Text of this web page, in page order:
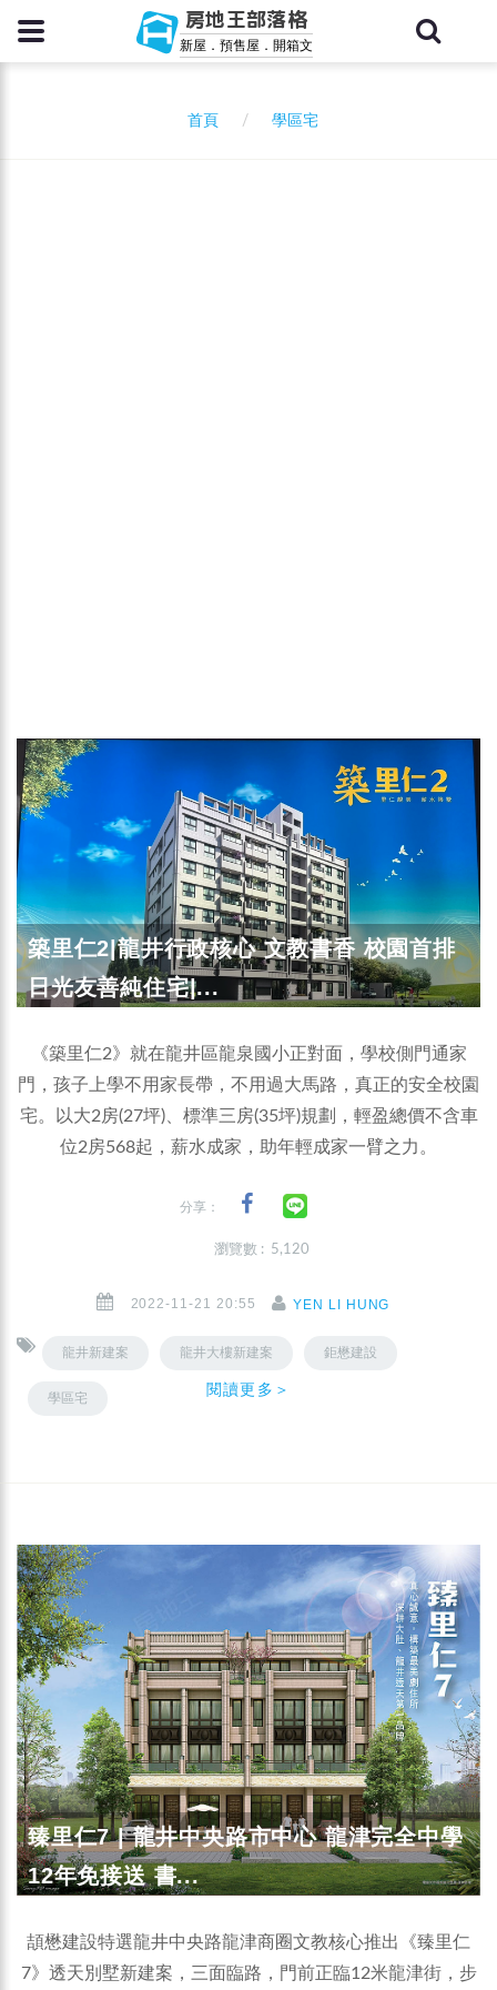
房地王部落格
新屋．預售屋．開箱文
首頁 學區宅
築里仁2|龍井行政核心 文教書香 校園首排
日光友善純住宅|...
《築里仁2》就在龍井區龍泉國小正對面，學校側門通家
門，孩子上學不用家長帶，不用過大馬路，真正的安全校園
宅。以大2房(27坪)、標準三房(35坪)規劃，輕盈總價不含車
位2房568起，薪水成家，助年輕成家一臂之力。
分享：
瀏覽數 : 5,120
2022-11-21 20:55 YEN LI HUNG
龍井新建案 龍井大樓新建案 鉅懋建設
學區宅 閱讀更多＞
臻里仁7 | 龍井中央路市中心 龍津完全中學
12年免接送 書...
頡懋建設特選龍井中央路龍津商圈文教核心推出《臻里仁
7》透天別墅新建案，三面臨路，門前正臨12米龍津街，步